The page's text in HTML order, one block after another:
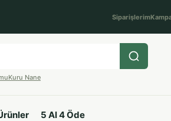
Siparişlerim
Kuru Nane
5 Al 4 Öde